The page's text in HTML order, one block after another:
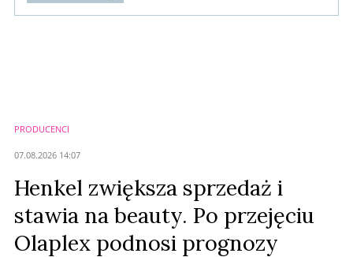
PRODUCENCI
07.08.2026 14:07
Henkel zwiększa sprzedaż i
stawia na beauty. Po przejęciu
Olaplex podnosi prognozy